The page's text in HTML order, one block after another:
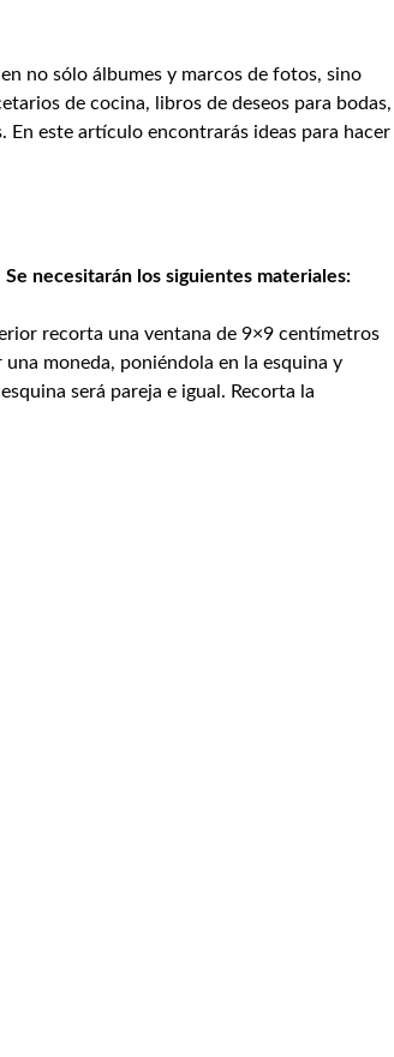
no sólo álbumes y marcos de fotos, sino
de cocina, libros de deseos para bodas,
En este artículo encontrarás ideas para hacer
Se necesitarán los siguientes materiales:
recorta una ventana de 9×9 centímetros
moneda, poniéndola en la esquina y
será pareja e igual. Recorta la